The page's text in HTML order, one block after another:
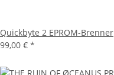
Quickbyte 2 EPROM-Brenner
99,00 € *